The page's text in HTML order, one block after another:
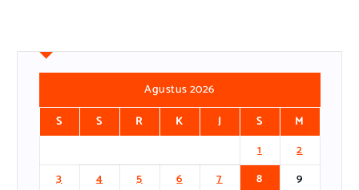
Agustus 2026
S
S R K J S
M
1
2
3
4 5 6 7 8
9